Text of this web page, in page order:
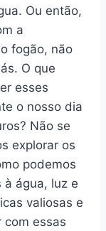
Ou então,
a
fogão, não
O que
esses
o nosso dia
Não se
explorar os
podemos
à água, luz e
valiosas e
com essas